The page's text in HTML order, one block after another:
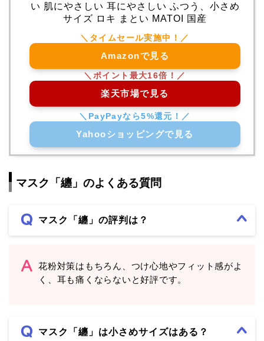
い 肌にやさしい 耳にやさしい ふつう、小さめ
サイズ ロキ まとい MATOI 国産
Amazonで見る
楽天市場で見る
Yahooショッピングで見る
マスク「纏」のよくある質問
マスク「纏」の評判は？
花粉対策はもちろん、つけ心地やフィット感がよ
く、耳も痛くならないと好評です。
マスク「纏」は小さめサイズはある？